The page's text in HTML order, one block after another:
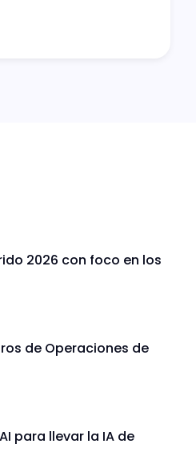
2026 con foco en los
de Operaciones de
para llevar la IA de